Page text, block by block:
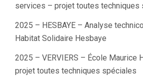
services – projet toutes techniques
2025 – HESBAYE – Analyse
Habitat Solidaire Hesbaye
2025 – VERVIERS – École Maurice
projet toutes techniques spéciales